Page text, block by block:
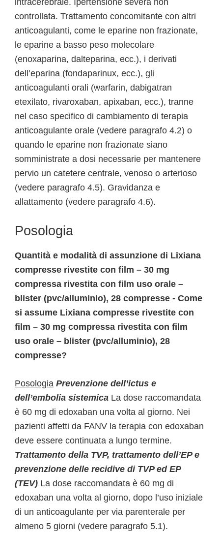
intracerebrale. Ipertensione severa non
controllata. Trattamento concomitante con altri
anticoagulanti, come le eparine non frazionate,
le eparine a basso peso molecolare
(enoxaparina, dalteparina, ecc.), i derivati
dell’eparina (fondaparinux, ecc.), gli
anticoagulanti orali (warfarin, dabigatran
etexilato, rivaroxaban, apixaban, ecc.), tranne
nel caso specifico di cambiamento di terapia
anticoagulante orale (vedere paragrafo 4.2) o
quando le eparine non frazionate siano
somministrate a dosi necessarie per mantenere
pervio un catetere centrale, venoso o arterioso
(vedere paragrafo 4.5). Gravidanza e
allattamento (vedere paragrafo 4.6).
Posologia
Quantità e modalità di assunzione di Lixiana
compresse rivestite con film – 30 mg
compressa rivestita con film uso orale –
blister (pvc/alluminio), 28 compresse - Come
si assume Lixiana compresse rivestite con
film – 30 mg compressa rivestita con film
uso orale – blister (pvc/alluminio), 28
compresse?
Posologia Prevenzione dell’ictus e
dell’embolia sistemica La dose raccomandata
è 60 mg di edoxaban una volta al giorno. Nei
pazienti affetti da FANV la terapia con edoxaban
deve essere continuata a lungo termine.
Trattamento della TVP, trattamento dell’EP e
prevenzione delle recidive di TVP ed EP
(TEV) La dose raccomandata è 60 mg di
edoxaban una volta al giorno, dopo l’uso iniziale
di un anticoagulante per via parenterale per
almeno 5 giorni (vedere paragrafo 5.1).